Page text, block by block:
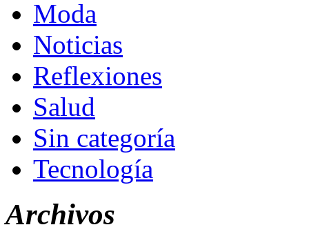
Moda
Noticias
Reflexiones
Salud
Sin categoría
Tecnología
Archivos